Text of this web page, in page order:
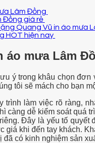
Lâm Đồng
Đồng giá rẻ
Quang Vũ in áo mưa
HOT hiện nay
áo mưa Lâm
ý trong khâu chọn
tôi sẽ mách cho bạn
trình làm việc rõ ràng,
càng dễ kiểm soát quá
Đây là yếu tố quyết
giá khi đến tay khách.
có kinh nghiệm sản